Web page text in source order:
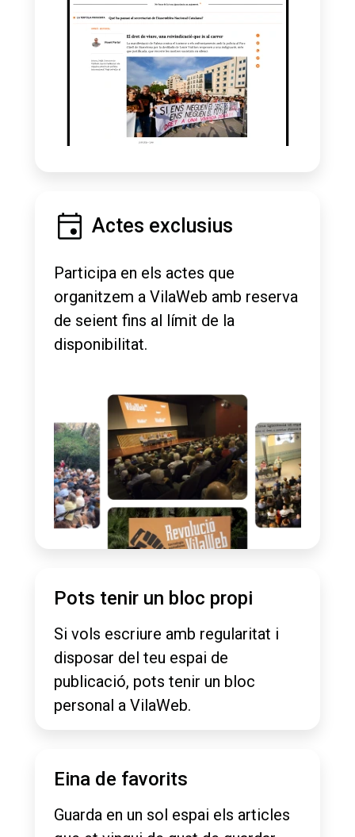
Actes exclusius
Participa en els actes que
organitzem a VilaWeb amb reserva
de seient fins al límit de la
disponibilitat.
Pots tenir un bloc propi
Si vols escriure amb regularitat i
disposar del teu espai de
publicació, pots tenir un bloc
personal a VilaWeb.
Eina de favorits
Guarda en un sol espai els articles